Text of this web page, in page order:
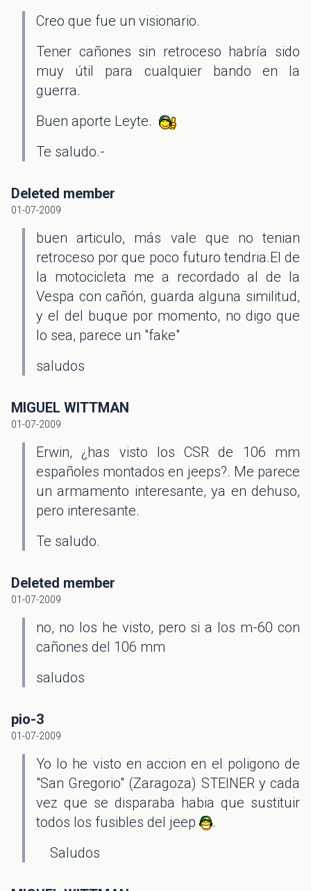
Creo que fue un visionario.
Tener cañones sin retroceso habría sido
muy útil para cualquier bando en la
guerra.
Buen aporte Leyte.
Te saludo.-
Deleted member
01-07-2009
buen articulo, más vale que no tenian
retroceso por que poco futuro tendria.El de
la motocicleta me a recordado al de la
Vespa con cañón, guarda alguna similitud,
y el del buque por momento, no digo que
lo sea, parece un "fake"
saludos
MIGUEL WITTMAN
01-07-2009
Erwin, ¿has visto los CSR de 106 mm
españoles montados en jeeps?. Me parece
un armamento interesante, ya en dehuso,
pero interesante.
Te saludo.
Deleted member
01-07-2009
no, no los he visto, pero si a los m-60 con
cañones del 106 mm
saludos
pio-3
01-07-2009
Yo lo he visto en accion en el poligono de
"San Gregorio" (Zaragoza) STEINER y cada
vez que se disparaba habia que sustituir
todos los fusibles del jeep
.
Saludos